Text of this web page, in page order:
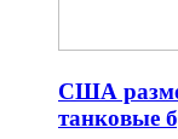
США
танковые